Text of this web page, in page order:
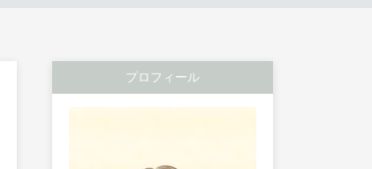
プロフィール